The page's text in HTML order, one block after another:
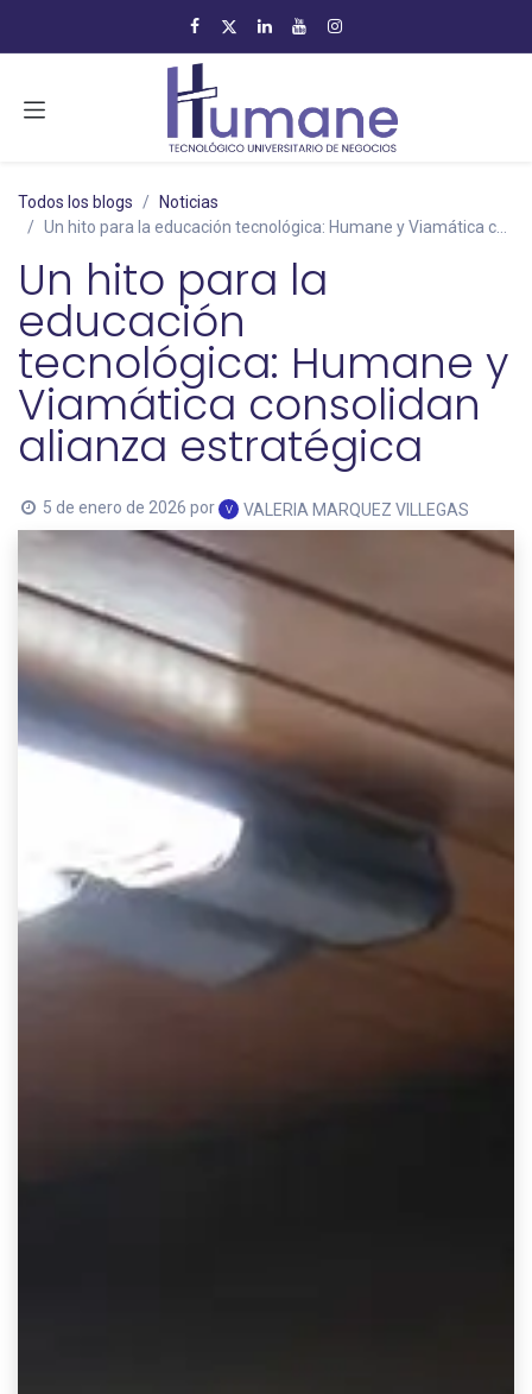
Todos los blogs
Noticias
Un hito para la educación tecnológica: Humane y Viamática consolidan alianza estratégica
Un hito para la
educación
tecnológica: Humane y
Viamática consolidan
alianza estratégica
5 de enero de 2026 por VALERIA MARQUEZ VILLEGAS